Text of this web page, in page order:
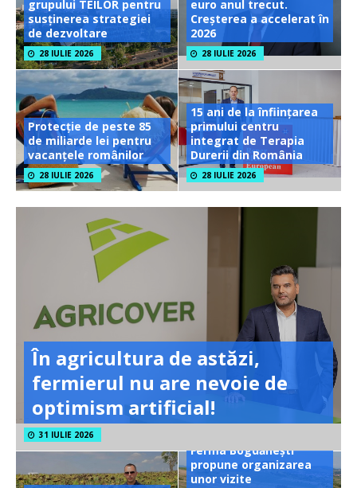
grupului TEILOR pentru
susținerea strategiei
de dezvoltare
28 IULIE 2026
euro anul trecut.
Creșterea a accelerat în
2026
28 IULIE 2026
Protecție de peste 85
de miliarde lei pentru
vacanțele românilor
28 IULIE 2026
15 ani de la înființarea
primului centru
integrat de Terapia
Durerii din România
28 IULIE 2026
În agricultura de astăzi,
fermierul nu are nevoie de
optimism artificial!
31 IULIE 2026
Ferma Bogdănești
propune organizarea
unor vizite